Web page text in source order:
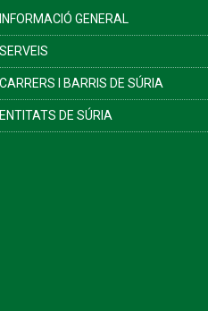
INFORMACIÓ GENERAL
SERVEIS
CARRERS I BARRIS DE SÚRIA
ENTITATS DE SÚRIA